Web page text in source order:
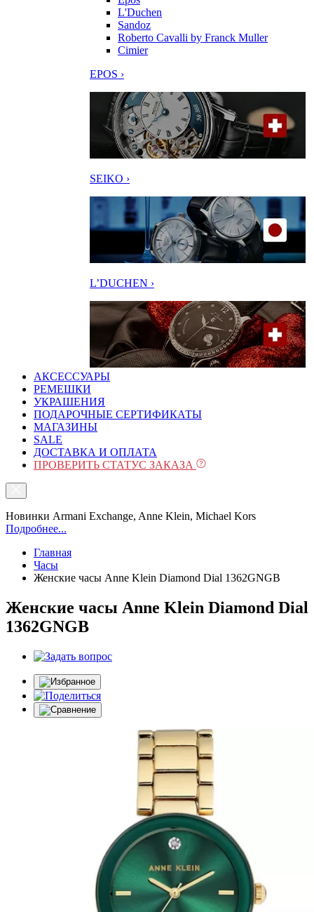
L'Duchen
Sandoz
Roberto Cavalli by Franck Muller
Cimier
EPOS ›
SEIKO ›
L’DUCHEN ›
АКСЕССУАРЫ
РЕМЕШКИ
УКРАШЕНИЯ
ПОДАРОЧНЫЕ СЕРТИФИКАТЫ
МАГАЗИНЫ
SALE
ДОСТАВКА И ОПЛАТА
ПРОВЕРИТЬ СТАТУС ЗАКАЗА
Новинки Armani Exchange, Anne Klein, Michael Kors
Подробнее...
Главная
Часы
Женские часы Anne Klein Diamond Dial 1362GNGB
Женские часы Anne Klein Diamond Dial
1362GNGB